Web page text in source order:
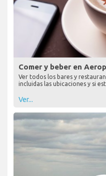
Comer y beber en
Ver todos los bares y
incluidas las ubicaciones y si
Ver...